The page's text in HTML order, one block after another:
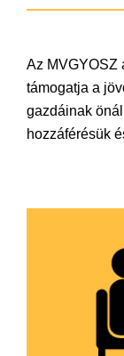
Az MVGYOSZ
támogatja a
gazdáinak
hozzáférésük